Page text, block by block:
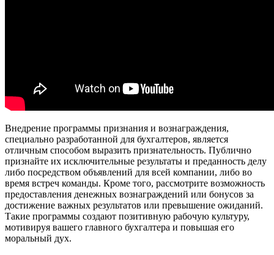
Внедрение программы признания и вознаграждения,
специально разработанной для бухгалтеров, является
отличным способом выразить признательность. Публично
признайте их исключительные результаты и преданность делу
либо посредством объявлений для всей компании, либо во
время встреч команды. Кроме того, рассмотрите возможность
предоставления денежных вознаграждений или бонусов за
достижение важных результатов или превышение ожиданий.
Такие программы создают позитивную рабочую культуру,
мотивируя вашего главного бухгалтера и повышая его
моральный дух.